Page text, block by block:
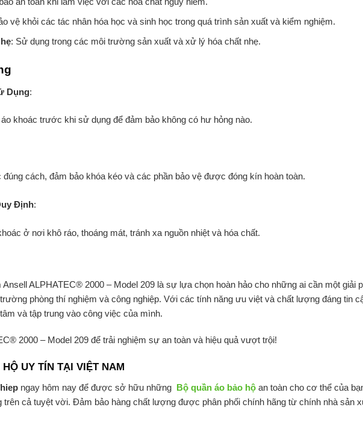
vệ khỏi các tác nhân hóa học và sinh học trong quá trình sản xuất và kiểm nghiệm.
: Sử dụng trong các môi trường sản xuất và xử lý hóa chất nhẹ.
Dụng:
khoác trước khi sử dụng để đảm bảo không có hư hỏng nào.
đúng cách, đảm bảo khóa kéo và các phần bảo vệ được đóng kín hoàn toàn.
Định:
ở nơi khô ráo, thoáng mát, tránh xa nguồn nhiệt và hóa chất.
ALPHATEC® 2000 – Model 209 là sự lựa chọn hoàn hảo cho những ai cần một giải
phòng thí nghiệm và công nghiệp. Với các tính năng ưu việt và chất lượng đáng tin
và tập trung vào công việc của mình.
2000 – Model 209 để trải nghiệm sự an toàn và hiệu quả vượt trội!
UY TÍN TẠI VIỆT NAM
ngay hôm nay để được sở hữu những Bộ quần áo bảo hộ an toàn cho cơ thể của
cả tuyệt vời. Đảm bảo hàng chất lượng được phân phối chính hãng từ chính nhà sản